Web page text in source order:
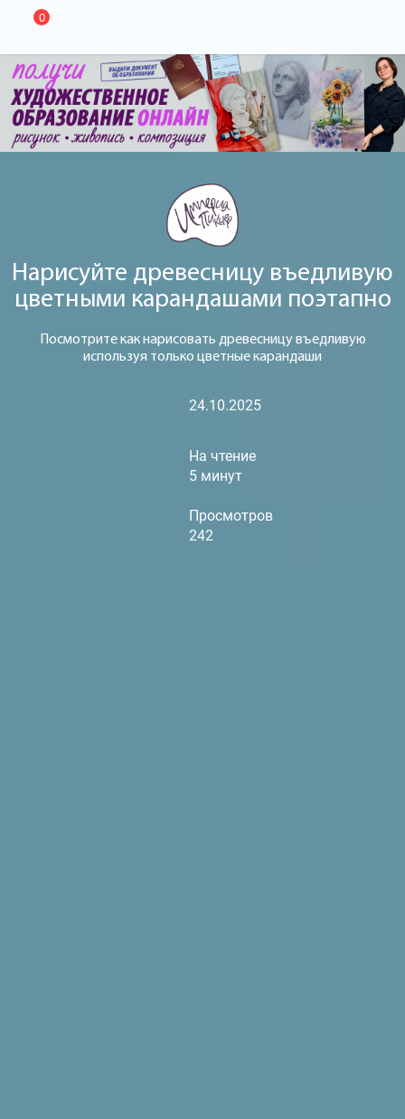
0
Нарисуйте древесницу въедливую
цветными карандашами поэтапно
Посмотрите как нарисовать древесницу въедливую
используя только цветные карандаши
24.10.2025
На чтение
5 минут
Просмотров
242